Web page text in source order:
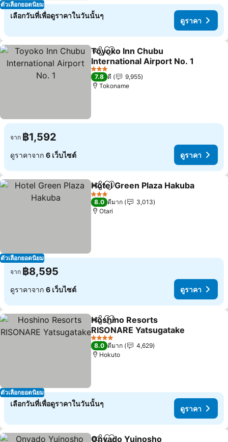
ตัวเลือกยอดนิยม
เลือกวันที่เพื่อดูราคาในวันนั้นๆ
ดูราคา
แชร์ เพิ่มในรายการโปรด
Toyoko Inn Chubu
International Airport No. 1
3 ดาว
7.8 ดี
9,955
Tokoname
จาก ฿1,592
ดูราคาจาก 6 เว็บไซต์ ดูราคา
ตัวเลือกยอดนิยม
แชร์ เพิ่มในรายการโปรด
Hotel Green Plaza Hakuba
3 ดาว
8.0 ดีมาก
3,013
Otari
จาก ฿8,595
ดูราคาจาก 6 เว็บไซต์ ดูราคา
ตัวเลือกยอดนิยม
แชร์ เพิ่มในรายการโปรด
Hoshino Resorts
RISONARE Yatsugatake
4 ดาว
8.0 ดีมาก
4,629
Hokuto
เลือกวันที่เพื่อดูราคาในวันนั้นๆ
ดูราคา
Onyado Yuinosho